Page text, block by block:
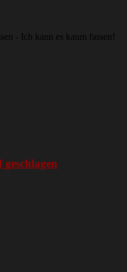
- Ich kann es kaum fassen!